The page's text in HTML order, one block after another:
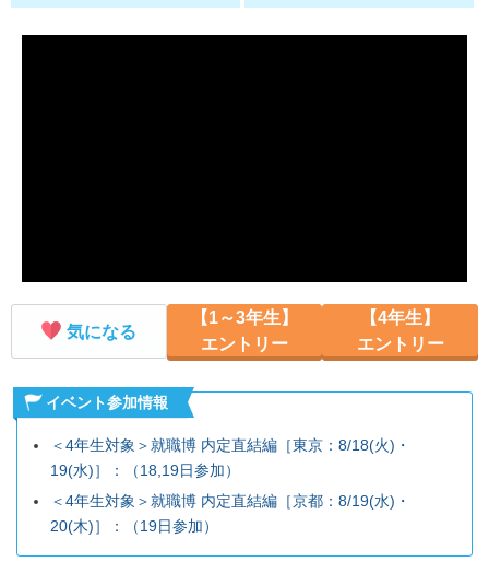
気になる
【1～3年生】
エントリー
【4年生】
エントリー
イベント参加情報
＜4年生対象＞就職博 内定直結編［東京：8/18(火)・
19(水)］：（18,19日参加）
＜4年生対象＞就職博 内定直結編［京都：8/19(水)・
20(木)］：（19日参加）